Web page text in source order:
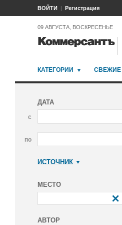
ВОЙТИ Регистрация
09 АВГУСТА, ВОСКРЕСЕНЬЕ
КАТЕГОРИИ СВЕЖИЕ
ДАТА
с
по
ИСТОЧНИК
МЕСТО
АВТОР